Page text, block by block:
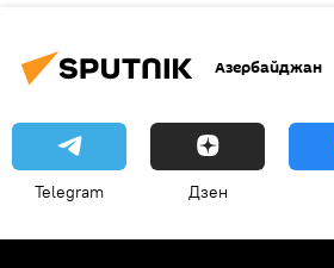
Азербайджан
Telegram Дзен